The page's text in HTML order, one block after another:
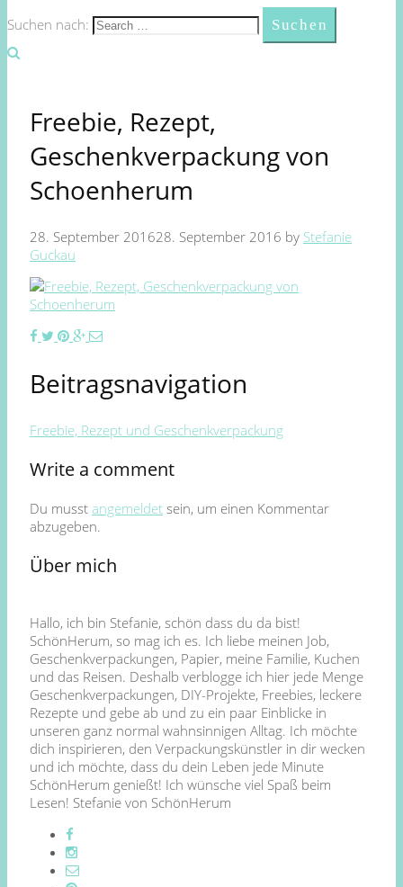
Suchen nach:
Freebie, Rezept,
Geschenkverpackung von
Schoenherum
28. September 201628. September 2016 by Stefanie
Guckau
Beitragsnavigation
Freebie, Rezept und Geschenkverpackung
Write a comment
Du musst angemeldet sein, um einen Kommentar
abzugeben.
Über mich
Hallo, ich bin Stefanie, schön dass du da bist!
SchönHerum, so mag ich es. Ich liebe meinen Job,
Geschenkverpackungen, Papier, meine Familie, Kuchen
und das Reisen. Deshalb verblogge ich hier jede Menge
Geschenkverpackungen, DIY-Projekte, Freebies, leckere
Rezepte und gebe ab und zu ein paar Einblicke in
unseren ganz normal wahnsinnigen Alltag. Ich möchte
dich inspirieren, den Verpackungskünstler in dir wecken
und ich möchte, dass du dein Leben jede Minute
SchönHerum genießt! Ich wünsche viel Spaß beim
Lesen! Stefanie von SchönHerum